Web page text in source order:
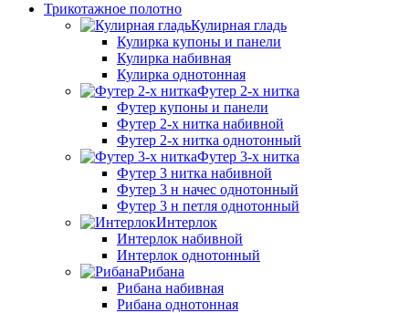
Трикотажное полотно
Кулирная гладь
Кулирка купоны и панели
Кулирка набивная
Кулирка однотонная
Футер 2-х нитка
Футер купоны и панели
Футер 2-х нитка набивной
Футер 2-х нитка однотонный
Футер 3-х нитка
Футер 3 нитка набивной
Футер 3 н начес однотонный
Футер 3 н петля однотонный
Интерлок
Интерлок набивной
Интерлок однотонный
Рибана
Рибана набивная
Рибана однотонная